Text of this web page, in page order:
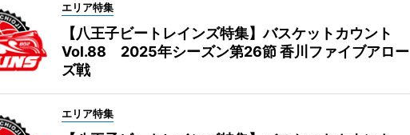
エリア特集
【八王子ビートレインズ特集】バスケットカウント
Vol.88 2025年シーズン第26節 香川ファイブアロー
ズ戦
エリア特集